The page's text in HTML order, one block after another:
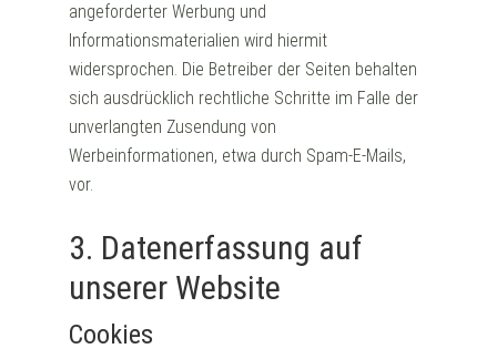
angeforderter Werbung und
Informationsmaterialien wird hiermit
widersprochen. Die Betreiber der Seiten behalten
sich ausdrücklich rechtliche Schritte im Falle der
unverlangten Zusendung von
Werbeinformationen, etwa durch Spam-E-Mails,
vor.
3. Datenerfassung auf
unserer Website
Cookies